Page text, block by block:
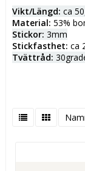
Vikt/Längd: ca
Material: 53%
Stickor: 3mm
Stickfasthet: ca
Tvättråd: